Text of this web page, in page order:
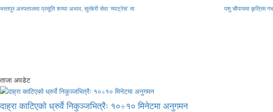
भरतपुर अस्पतालमा प्रसूति शय्या अभाव, सुत्केरी सेवा ‘म्याट्रेस’ मा पशु चौपायमा कृत्रिम
ताजा अपडेट
दाह्रा काटिएको ध्रुर्वे निकुञ्जभित्रैः १०÷१० मिनेटमा अनुगमन